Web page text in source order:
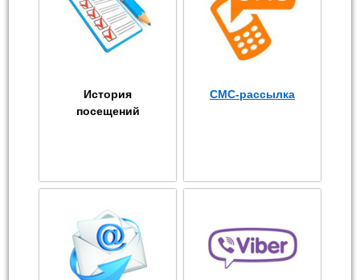
История
посещений
СМС-рассылка